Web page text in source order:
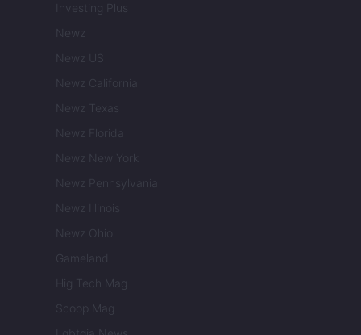
Investing Plus
Newz
Newz US
Newz California
Newz Texas
Newz Florida
Newz New York
Newz Pennsylvania
Newz Illinois
Newz Ohio
Gameland
Hig Tech Mag
Scoop Mag